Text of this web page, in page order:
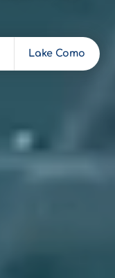
Lake Como